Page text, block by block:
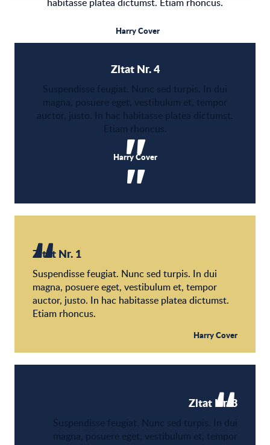
Harry Cover
Zitat Nr. 4
Suspendisse feugiat. Nunc sed turpis. In dui
magna, posuere eget, vestibulum et, tempor
auctor, justo. In hac habitasse platea dictumst.
Etiam rhoncus.
Harry Cover
Zitat Nr. 1
Suspendisse feugiat. Nunc sed turpis. In dui
magna, posuere eget, vestibulum et, tempor
auctor, justo. In hac habitasse platea dictumst.
Etiam rhoncus.
Harry Cover
Zitat Nr. 3
Suspendisse feugiat. Nunc sed turpis. In dui
magna, posuere eget, vestibulum et, tempor